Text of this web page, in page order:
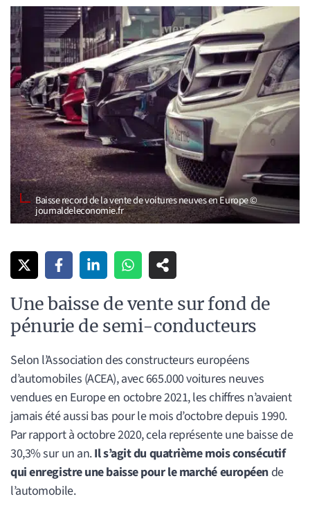
Baisse record de la vente de voitures neuves en Europe ©
journaldeleconomie.fr
Une baisse de vente sur fond de
pénurie de semi-conducteurs
Selon l’Association des constructeurs européens
d’automobiles (ACEA), avec 665.000 voitures neuves
vendues en Europe en octobre 2021, les chiffres n’avaient
jamais été aussi bas pour le mois d’octobre depuis 1990.
Par rapport à octobre 2020, cela représente une baisse de
30,3% sur un an.Il s’agit du quatrième mois consécutif
qui enregistre une baisse pour le marché européende
l’automobile.